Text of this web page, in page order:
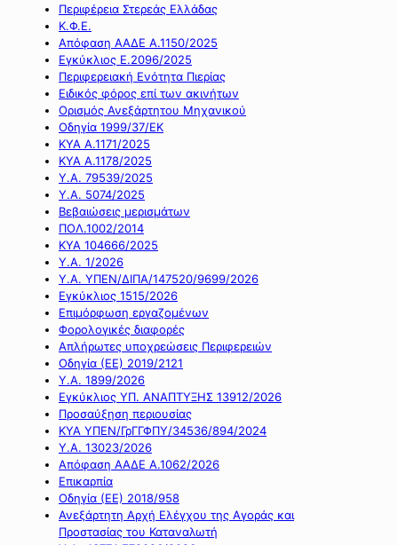
Περιφέρεια Στερεάς Ελλάδας
Κ.Φ.Ε.
Απόφαση ΑΑΔΕ Α.1150/2025
Εγκύκλιος Ε.2096/2025
Περιφερειακή Ενότητα Πιερίας
Ειδικός φόρος επί των ακινήτων
Ορισμός Ανεξάρτητου Μηχανικού
Οδηγία 1999/37/ΕΚ
ΚΥΑ Α.1171/2025
ΚΥΑ Α.1178/2025
Υ.Α. 79539/2025
Υ.Α. 5074/2025
Βεβαιώσεις μερισμάτων
ΠΟΛ.1002/2014
ΚΥΑ 104666/2025
Υ.Α. 1/2026
Υ.Α. ΥΠΕΝ/ΔΙΠΑ/147520/9699/2026
Εγκύκλιος 1515/2026
Επιμόρφωση εργαζομένων
Φορολογικές διαφορές
Απλήρωτες υποχρεώσεις Περιφερειών
Οδηγία (ΕΕ) 2019/2121
Υ.Α. 1899/2026
Εγκύκλιος ΥΠ. ΑΝΑΠΤΥΞΗΣ 13912/2026
Προσαύξηση περιουσίας
ΚΥΑ ΥΠΕΝ/ΓρΓΓΦΠΥ/34536/894/2024
Υ.Α. 13023/2026
Απόφαση ΑΑΔΕ Α.1062/2026
Επικαρπία
Οδηγία (ΕΕ) 2018/958
Ανεξάρτητη Αρχή Ελέγχου της Αγοράς και
Προστασίας του Καταναλωτή